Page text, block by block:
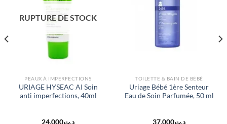
RUPTURE DE STOCK
PEAUX À IMPERFECTIONS
URIAGE HYSEAC AI Soin
anti imperfections, 40ml
د.ت24.000
TOILETTE & BAIN DE BÉBÉ
Uriage Bébé 1ère Senteur
Eau de Soin Parfumée, 50 ml
د.ت37.000